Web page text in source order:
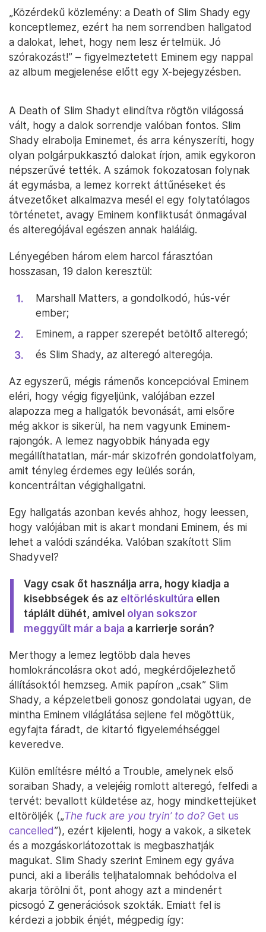
„Közérdekű közlemény: a Death of Slim Shady egy
konceptlemez, ezért ha nem sorrendben hallgatod
a dalokat, lehet, hogy nem lesz értelmük. Jó
szórakozást!” – figyelmeztetett Eminem egy nappal
az album megjelenése előtt egy X-bejegyzésben.
A Death of Slim Shadyt elindítva rögtön világossá
vált, hogy a dalok sorrendje valóban fontos. Slim
Shady elrabolja Eminemet, és arra kényszeríti, hogy
olyan polgárpukkasztó dalokat írjon, amik egykoron
népszerűvé tették. A számok fokozatosan folynak
át egymásba, a lemez korrekt áttűnéseket és
átvezetőket alkalmazva mesél el egy folytatólagos
történetet, avagy Eminem konfliktusát önmagával
és alteregójával egészen annak haláláig.
Lényegében három elem harcol fárasztóan
hosszasan, 19 dalon keresztül:
Marshall Matters, a gondolkodó, hús-vér
ember;
Eminem, a rapper szerepét betöltő alteregó;
és Slim Shady, az alteregó alteregója.
Az egyszerű, mégis rámenős koncepcióval Eminem
eléri, hogy végig figyeljünk, valójában ezzel
alapozza meg a hallgatók bevonását, ami elsőre
még akkor is sikerül, ha nem vagyunk Eminem-
rajongók. A lemez nagyobbik hányada egy
megállíthatatlan, már-már skizofrén gondolatfolyam,
amit tényleg érdemes egy leülés során,
koncentráltan végighallgatni.
Egy hallgatás azonban kevés ahhoz, hogy leessen,
hogy valójában mit is akart mondani Eminem, és mi
lehet a valódi szándéka. Valóban szakított Slim
Shadyvel?
Vagy csak őt használja arra, hogy kiadja a
kisebbségek és az eltörléskultúra ellen
táplált dühét, amivel olyan sokszor
meggyűlt már a baja a karrierje során?
Merthogy a lemez legtöbb dala heves
homlokráncolásra okot adó, megkérdőjelezhető
állításoktól hemzseg. Amik papíron „csak” Slim
Shady, a képzeletbeli gonosz gondolatai ugyan, de
mintha Eminem világlátása sejlene fel mögöttük,
egyfajta fáradt, de kitartó figyeleméhséggel
keveredve.
Külön említésre méltó a Trouble, amelynek első
soraiban Shady, a velejéig romlott alteregó, felfedi a
tervét: bevallott küldetése az, hogy mindkettejüket
eltöröljék („The fuck are you tryin’ to do? Get us
cancelled”), ezért kijelenti, hogy a vakok, a siketek
és a mozgáskorlátozottak is megbaszhatják
magukat. Slim Shady szerint Eminem egy gyáva
punci, aki a liberális teljhatalomnak behódolva el
akarja törölni őt, pont ahogy azt a mindenért
picsogó Z generációsok szokták. Emiatt fel is
kérdezi a jobbik énjét, mégpedig így: